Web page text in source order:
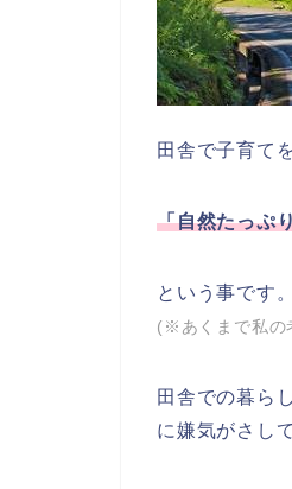
田舎で子育て
「自然たっぷ
という事です。
(※あくまで私の
田舎での暮ら
に嫌気がさし